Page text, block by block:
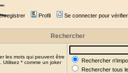
Profil Se connecter pour
Rechercher
les mots qui peuvent être
* comme un joker
Rechercher
Rechercher tous